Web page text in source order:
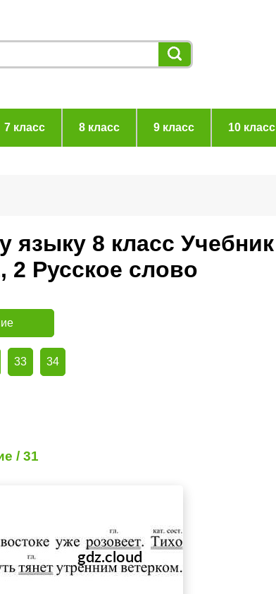
7 класс 8 класс 9 класс 10 класс
языку 8 класс Учебник
Русское слово
33 34
/ 31